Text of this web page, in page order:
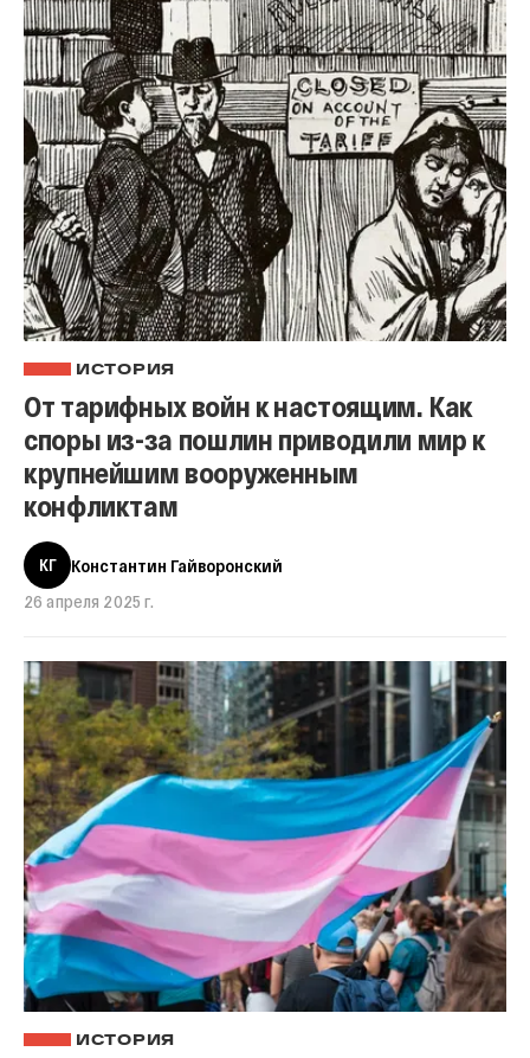
ИСТОРИЯ
От тарифных войн к настоящим. Как
споры из-за пошлин приводили мир к
крупнейшим вооруженным
конфликтам
КГ
Константин Гайворонский
26 апреля 2025 г.
ИСТОРИЯ